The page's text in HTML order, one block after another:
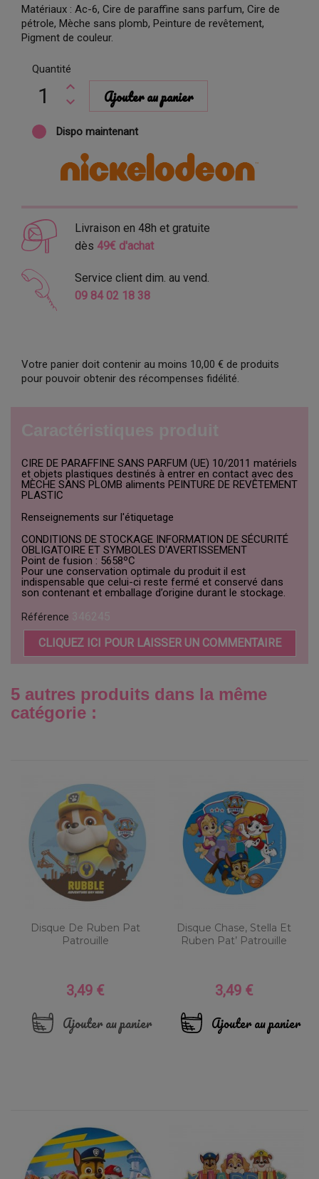
Matériaux : Ac-6, Cire de paraffine sans parfum, Cire de
pétrole, Mèche sans plomb, Peinture de revêtement,
Pigment de couleur.
Quantité
Ajouter au panier
Dispo maintenant
Livraison en 48h et gratuite
dès 49€ d'achat
Service client dim. au vend.
09 84 02 18 38
Votre panier doit contenir au moins 10,00 € de produits
pour pouvoir obtenir des récompenses fidélité.
CIRE DE PARAFFINE SANS PARFUM (UE) 10/2011 matériels
et objets plastiques destinés à entrer en contact avec des
MÈCHE SANS PLOMB aliments PEINTURE DE REVÊTEMENT
PLASTIC
Renseignements sur l'étiquetage
CONDITIONS DE STOCKAGE INFORMATION DE SÉCURITÉ
OBLIGATOIRE ET SYMBOLES D'AVERTISSEMENT
Point de fusion : 5658ºC
Pour une conservation optimale du produit il est
indispensable que celui-ci reste fermé et conservé dans
son contenant et emballage d’origine durant le stockage.
Référence
CLIQUEZ ICI POUR LAISSER UN COMMENTAIRE
5 autres produits dans la même
catégorie :
Disque De Ruben Pat
Patrouille
Prix
3,49 €
Ajouter au panier
Disque Chase, Stella Et
Ruben Pat’ Patrouille
Prix
3,49 €
Ajouter au panier